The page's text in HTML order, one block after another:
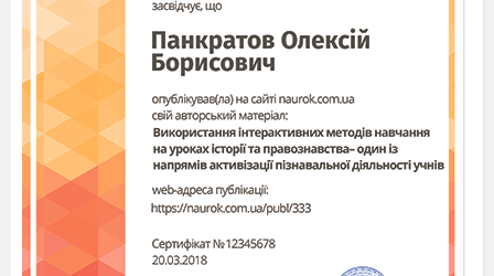
ДОВІДНИК
«Холодильні
компресори»